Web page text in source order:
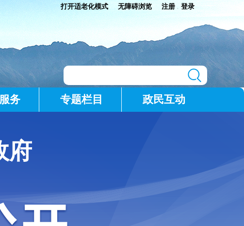
打开适老化模式 无障碍浏览 注册 登录
务 专题栏目 政民互动
府